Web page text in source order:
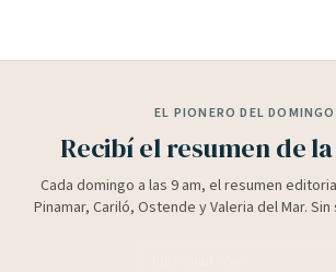
EL PIONERO DEL DOMINGO
Recibí el resumen de
Cada domingo a las 9 am, el resumen
Pinamar, Cariló, Ostende y Valeria del Mar.